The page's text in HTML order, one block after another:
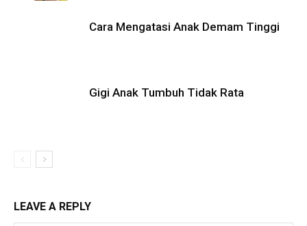
Cara Mengatasi Anak Demam Tinggi
Gigi Anak Tumbuh Tidak Rata
LEAVE A REPLY